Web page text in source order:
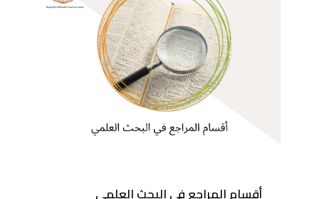
أقسام المراجع في البحث العلمي